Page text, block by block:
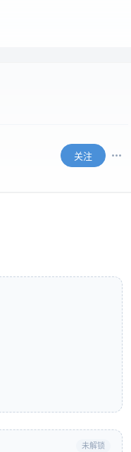
关注
未解锁